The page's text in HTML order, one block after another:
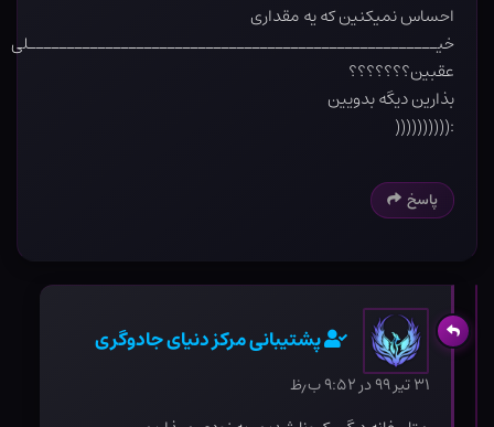
احساس نمیکنین که یه مقداری
خیـــــــــــــــــــــــــــــــــــــــــــــــــــــلی
عقبین؟؟؟؟؟؟؟
بذارین دیگه بدویین
:((((((((((
پاسخ
پشتیبانی مرکز دنیای جادوگری
۳۱ تیر ۹۹ در ۹:۵۲ ب٫ظ